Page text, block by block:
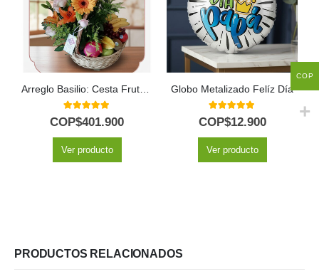
5.00out of 5
COP$401.900
Ver producto
Globo Metalizado Felíz Día
5.00out of 5
COP$12.900
Ver producto
PRODUCTOS RELACIONADOS
COP